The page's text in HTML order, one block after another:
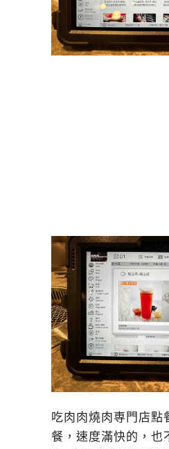
吃肉肉燒肉専門店點
餐，速度滿快的，也